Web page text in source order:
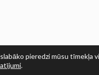
pieredzi mūsu tīmekļa
.